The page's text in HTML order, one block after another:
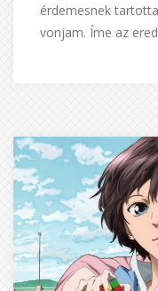
érdemesnek
vonjam. Íme az